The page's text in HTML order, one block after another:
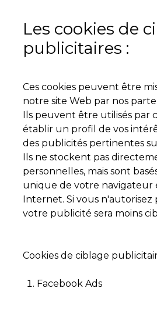
Les cookies de
publicitaires :
Ces cookies peuvent être
notre site Web par nos
Ils peuvent être utilisés par
établir un profil de vos
des publicités pertinentes
Ils ne stockent pas
personnelles, mais sont
unique de votre navigateur
Internet. Si vous n'autorisez
votre publicité sera moins
Cookies de ciblage
Facebook Ads